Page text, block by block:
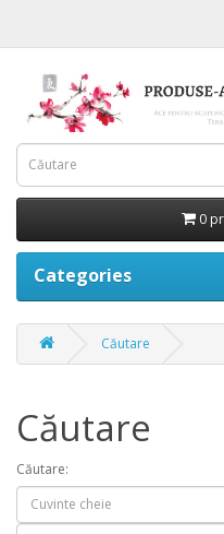
0
Categories
Căutare
Căutare
Căutare: